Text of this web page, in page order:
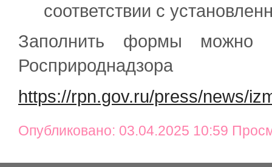
соответствии с
Заполнить формы можно
Росприроднадзора
https://rpn.gov.ru/press/news/
Опубликовано: 03.04.2025 10:59